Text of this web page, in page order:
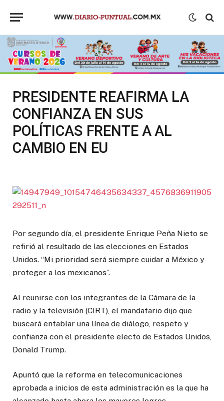
PRESIDENTE REAFIRMA LA
CONFIANZA EN SUS
POLÍTICAS FRENTE A AL
CAMBIO EN EU
Por segundo día, el presidente Enrique Peña Nieto se
refirió al resultado de las elecciones en Estados
Unidos. “Mi prioridad será siempre cuidar a México y
proteger a los mexicanos”.
Al reunirse con los integrantes de la Cámara de la
radio y la televisión (CIRT), el mandatario dijo que
buscará entablar una línea de diálogo, respeto y
confianza con el presidente electo de Estados Unidos,
Donald Trump.
Apuntó que la reforma en telecomunicaciones
aprobada a inicios de esta administración es la que ha